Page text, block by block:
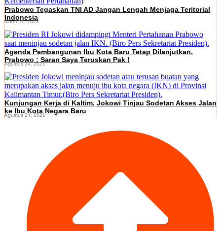
Prabowo Tegaskan TNI AD Jangan Lengah Menjaga Teritorial
Indonesia
Maret 11, 2023
Agenda Pembangunan Ibu Kota Baru Tetap Dilanjutkan,
Prabowo : Saran Saya Teruskan Pak !
Agustus 24, 2021
Kunjungan Kerja di Kaltim, Jokowi Tinjau Sodetan Akses Jalan
ke Ibu Kota Negara Baru
Agustus 24, 2021